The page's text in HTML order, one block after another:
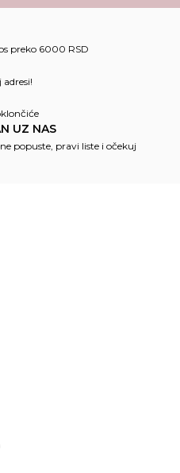
preko 6000 RSD
UZ NAS
popuste, pravi liste i očekuj